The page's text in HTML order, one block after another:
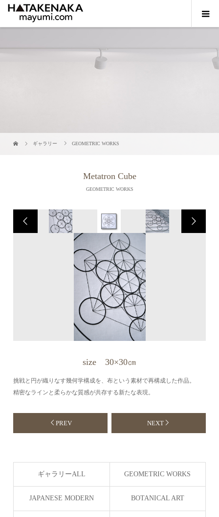
ギャラリー GEOMETRIC WORKS
Metatron Cube
GEOMETRIC WORKS
size 30×30㎝
挑戦と円が織りなす幾何学構成を、布という素材で再構成した作品。
精密なラインと柔らかな質感が共存する新たな表現。
PREV NEXT
ギャラリーALL GEOMETRIC WORKS
Silent Geometry
JAPANESE MODERN BOTANICAL ART